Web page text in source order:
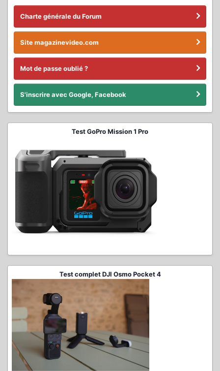
Charte générale du Forum
Site magazinevideo.com
Mot de passe oublié ?
S'inscrire avec Google, Facebook
Test GoPro Mission 1 Pro
Test complet DJI Osmo Pocket 4